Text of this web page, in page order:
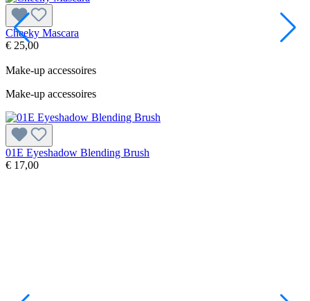
Cheeky Mascara
€ 25,00
Make-up accessoires
Make-up accessoires
01E Eyeshadow Blending Brush
€ 17,00